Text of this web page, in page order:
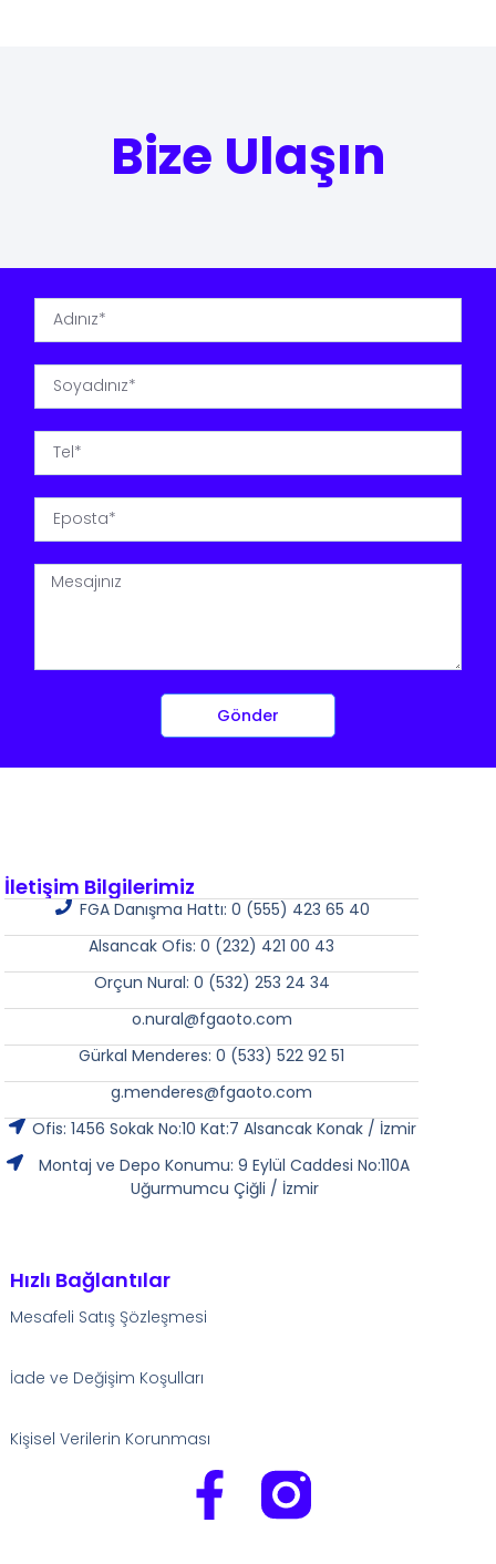
Bize Ulaşın
Gönder
Hızlı Bağlantılar
Mesafeli Satış Şözleşmesi
İade ve Değişim Koşulları
Kişisel Verilerin Korunması
İletişim Bilgilerimiz
FGA Danışma Hattı: 0 (555) 423 65 40
Alsancak Ofis: 0 (232) 421 00 43
Orçun Nural: 0 (532) 253 24 34
o.nural@fgaoto.com
Gürkal Menderes: 0 (533) 522 92 51
g.menderes@fgaoto.com
Ofis: 1456 Sokak No:10 Kat:7 Alsancak Konak / İzmir
Montaj ve Depo Konumu: 9 Eylül Caddesi No:110A
Uğurmumcu Çiğli / İzmir